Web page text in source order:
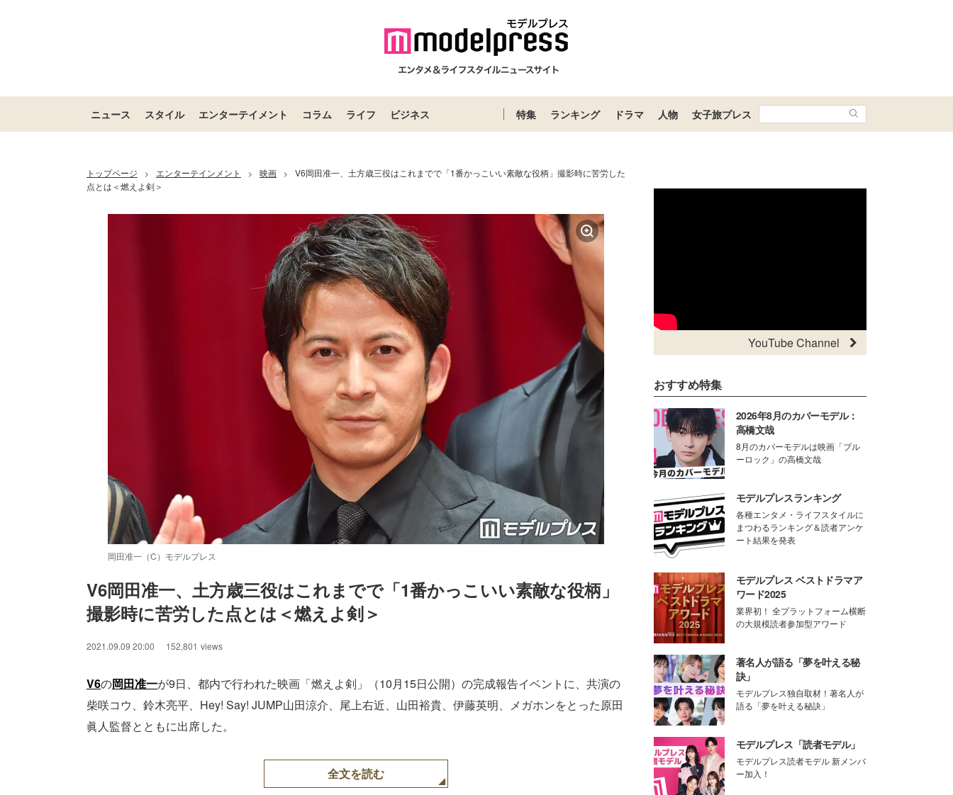
ニュース スタイル エンターテイメント コラム ライフ ビジネス 特集 ランキング ドラマ 人物 女子旅プレス
トップページ > エンターテインメント > 映画 >
V6岡田准一、土方歳三役はこれまでで「1番かっこいい素敵な役柄」撮影時に苦労した
点とは＜燃えよ剣＞
岡田准一（C）モデルプレス
Unmute / Loaded
87.03%
V6岡田准一、土方歳三役はこれまでで「1番かっこいい素敵な役柄」
撮影時に苦労した点とは＜燃えよ剣＞
2021.09.09 20:00 152,801 views
V6の岡田准一が9日、都内で行われた映画「燃えよ剣」（10月15日公開）の完成報告イベントに、共演の
柴咲コウ、鈴木亮平、Hey! Say! JUMP山田涼介、尾上右近、山田裕貴、伊藤英明、メガホンをとった原田
眞人監督とともに出席した。
全文を読む
YouTube Channel
おすすめ特集
2026年8月のカバーモデル：
高橋文哉
8月のカバーモデルは映画「ブル
ーロック」の高橋文哉
モデルプレスランキング
各種エンタメ・ライフスタイルに
まつわるランキング＆読者アンケ
ート結果を発表
モデルプレス ベストドラマア
ワード2025
業界初！ 全プラットフォーム横断
の大規模読者参加型アワード
著名人が語る「夢を叶える秘
訣」
モデルプレス独自取材！著名人が
語る「夢を叶える秘訣」
モデルプレス「読者モデル」
モデルプレス読者モデル 新メンバ
ー加入！